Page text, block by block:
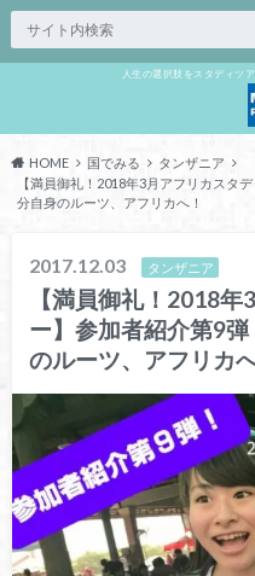
人生の選択肢をスタディツ
HOME 国でみる
タンザニア
【満員御礼！2018年3月アフリカスタ
分自身のルーツ、アフリカへ！
2017.12.03 タンザニア
【満員御礼！2018
ー】参加者紹介第9
のルーツ、アフリカ